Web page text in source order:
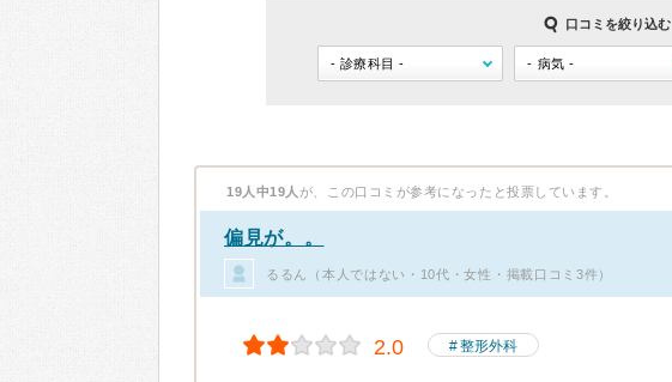
口コミを絞り込む
19人中19人 が、この口コミが参考になったと投票しています。
偏見が。。
るるん（本人ではない・10代・女性・掲載口コミ3件）
2.0 整形外科